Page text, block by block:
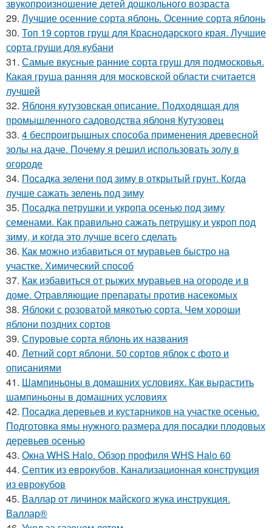
звукопроизношение детей дошкольного возраста
29. Лучшие осенние сорта яблонь. Осенние сорта яблонь
30. Топ 19 сортов груш для Краснодарского края. Лучшие
сорта груши для кубани
31. Самые вкусные ранние сорта груш для подмосковья.
Какая груша ранняя для московской области считается
лучшей
32. Яблоня кутузовская описание. Подходящая для
промышленного садоводства яблоня Кутузовец
33. 4 беспроигрышных способа применения древесной
золы на даче. Почему я решил использовать золу в
огороде
34. Посадка зелени под зиму в открытый грунт. Когда
лучше сажать зелень под зиму
35. Посадка петрушки и укропа осенью под зиму
семенами. Как правильно сажать петрушку и укроп под
зиму, и когда это лучше всего сделать
36. Как можно избавиться от муравьев быстро на
участке. Химический способ
37. Как избавиться от рыжих муравьев на огороде и в
доме. Отравляющие препараты против насекомых
38. Яблоки с розоватой мякотью сорта. Чем хороши
яблони поздних сортов
39. Спуровые сорта яблонь их названия
40. Летний сорт яблони. 50 сортов яблок с фото и
описаниями
41. Шампиньоны в домашних условиях. Как вырастить
шампиньоны в домашних условиях
42. Посадка деревьев и кустарников на участке осенью.
Подготовка ямы нужного размера для посадки плодовых
деревьев осенью
43. Окна WHS Halo. Обзор профиля WHS Halo 60
44. Септик из еврокубов. Канализационная конструкция
из еврокубов
45. Валлар от личинок майского жука инструкция.
Валлар®